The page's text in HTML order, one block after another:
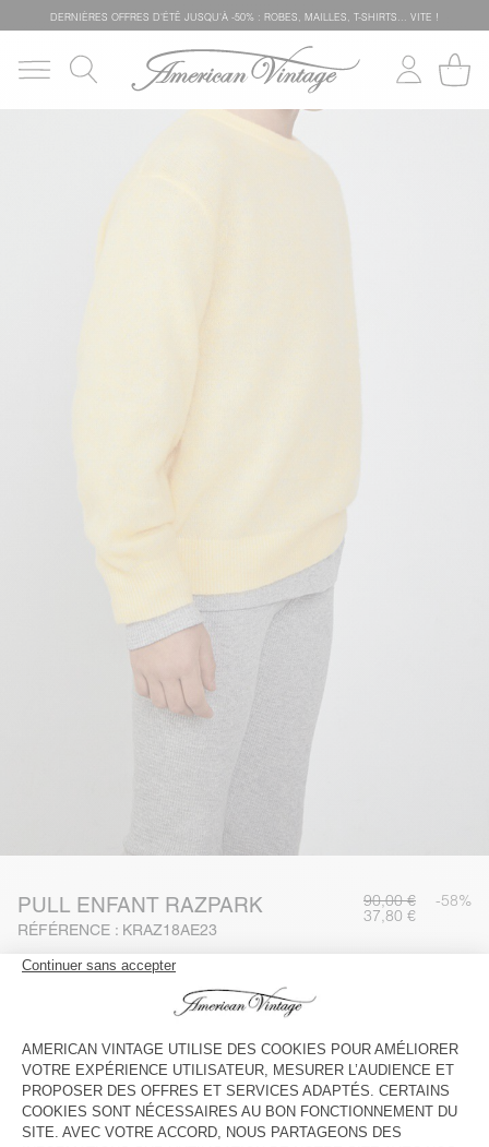
DERNIÈRES OFFRES D'ÉTÊ JUSQU'À -50% : ROBES, MAILLES, T-SHIRTS... VITE !
PULL ENFANT RAZPARK
RÉFÉRENCE : KRAZ18AE23
90,00 € -58%
37,80 €
| COQUILLE CHINE
3 5 7 9 11 13